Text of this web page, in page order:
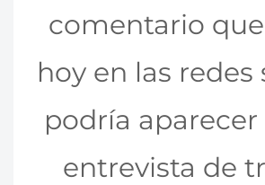
comentario
hoy en las redes
podría aparecer
entrevista de